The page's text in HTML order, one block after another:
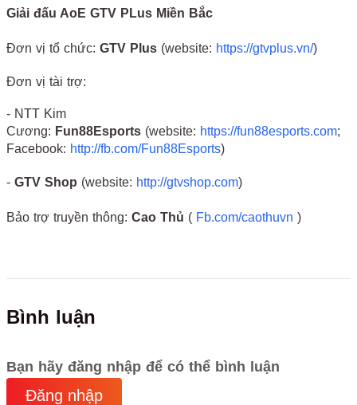
Giải đấu AoE GTV PLus Miền Bắc
Đơn vị tổ chức: GTV Plus (website: https://gtvplus.vn/)
Đơn vị tài trợ:
- NTT Kim
Cương: Fun88Esports (website: https://fun88esports.com;
Facebook: http://fb.com/Fun88Esports)
- GTV Shop (website: http://gtvshop.com)
Bảo trợ truyền thông: Cao Thủ ( Fb.com/caothuvn )
Bình luận
Bạn hãy đăng nhập để có thể bình luận
Đăng nhập